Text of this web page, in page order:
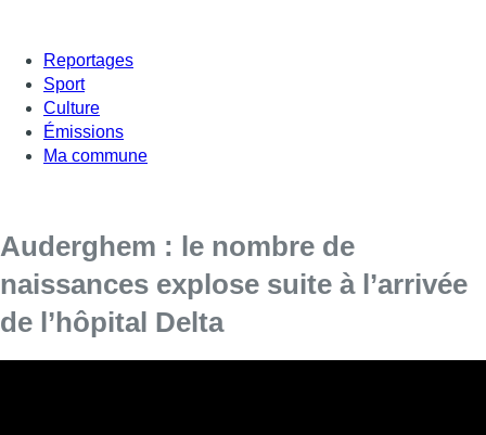
Reportages
Sport
Culture
Émissions
Ma commune
Auderghem : le nombre de
naissances explose suite à l’arrivée
de l’hôpital Delta